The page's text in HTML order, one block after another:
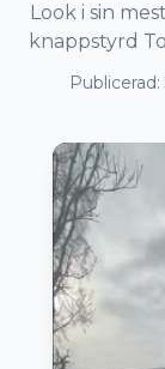
Look i sin
knappstyrd
Publicerad: